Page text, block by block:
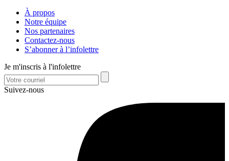
À propos
Notre équipe
Nos partenaires
Contactez-nous
S’abonner à l’infolettre
Je m'inscris à l'infolettre
Suivez-nous